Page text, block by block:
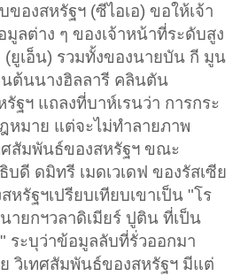
องสหรัฐฯ (ซีไอเอ) ขอให้เจ้า
ลต่าง ๆ ของเจ้าหน้าที่ระดับสูง
ยูเอ็น) รวมทั้งของนายบัน กี มูน
นต้นนางฮิลลารี คลินตัน
รัฐฯ แถลงที่บาห์เรนว่า การกระ
หมาย แต่จะไม่ทำลายภาพ
สัมพันธ์ของสหรัฐฯ ขณะ
บดี ดมิทรี เมดเวเดฟ ของรัสเซีย
รัฐฯเปรียบเทียบเขาเป็น "โร
ายกฯวลาดิเมียร์ ปูติน ที่เป็น
ระบุว่าข้อมูลลับที่รั่วออกมา
วิเทศสัมพันธ์ของสหรัฐฯ มีแต่